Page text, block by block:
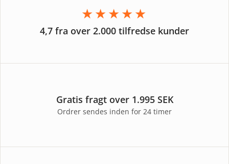
★★★★★
4,7 fra over 2.000 tilfredse kunder
Gratis fragt over 1.995 SEK
Ordrer sendes inden for 24 timer